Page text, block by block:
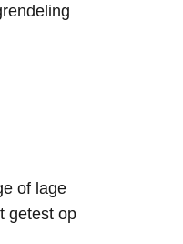
of lage
getest op